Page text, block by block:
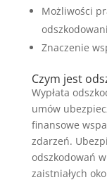
Możliwości
Znaczenie
Czym jest
Wypłata
umów
finansowe
zdarzeń.
odszkodowań
zaistniałych